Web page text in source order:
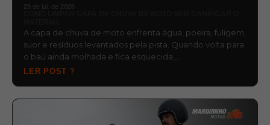
29 de jul. de 2026
A capa de chuva de moto enfrenta água, poeira, fuligem,
suor e resíduos levantados pela pista. Quando volta para
o baú ainda molhada e fica esquecida,…
LER POST ?